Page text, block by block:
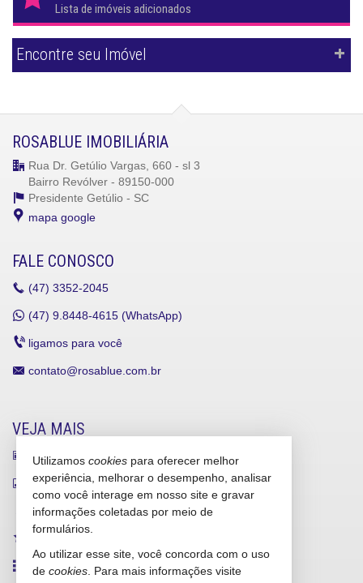
Lista de imóveis adicionados
Encontre seu Imóvel
ROSABLUE IMOBILIÁRIA
Rua Dr. Getúlio Vargas, 660 - sl 3
Bairro Revólver - 89150-000
Presidente Getúlio - SC
mapa google
FALE CONOSCO
(47) 3352-2045
(47) 9.8448-4615 (WhatsApp)
ligamos para você
contato@rosablue.com.br
VEJA MAIS
receba nosso newsletter
indicadores financeiros
cadastre seu imóvel
mapa de imóveis
Utilizamos cookies para oferecer melhor
experiência, melhorar o desempenho, analisar
como você interage em nosso site e gravar
informações coletadas por meio de
formulários.
Ao utilizar esse site, você concorda com o uso
de cookies . Para mais informações visite